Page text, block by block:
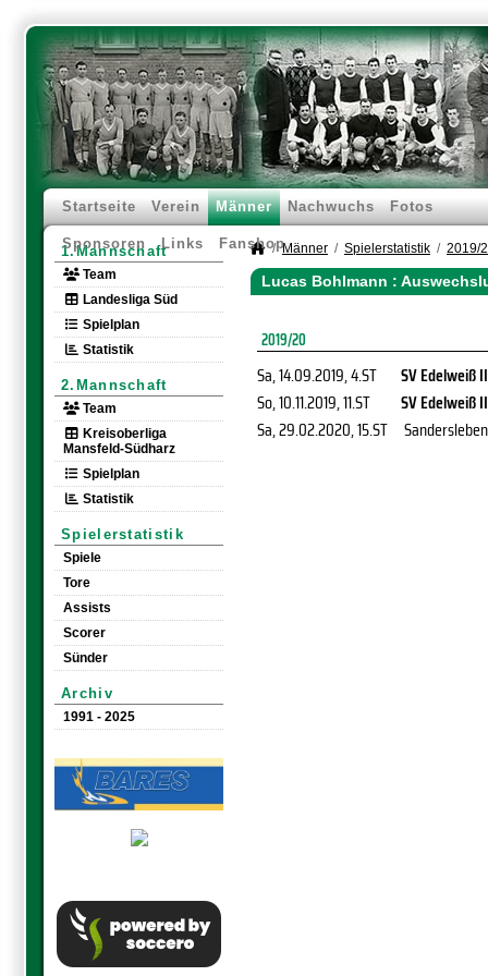
Startseite Verein Männer Nachwuchs Fotos
Sponsoren Links Fanshop
1.Mannschaft
Team
Landesliga Süd
Spielplan
Statistik
2.Mannschaft
Team
Kreisoberliga
Mansfeld-Südharz
Spielplan
Statistik
Spielerstatistik
Spiele
Tore
Assists
Scorer
Sünder
Archiv
1991 - 2025
Männer Spielerstatistik 2019/
Lucas Bohlmann :
2019/20
Sa, 14.09.2019, 4.ST
SV Edelweiß II
So, 10.11.2019, 11.ST
SV Edelweiß II
Sa, 29.02.2020, 15.ST Sandersleben